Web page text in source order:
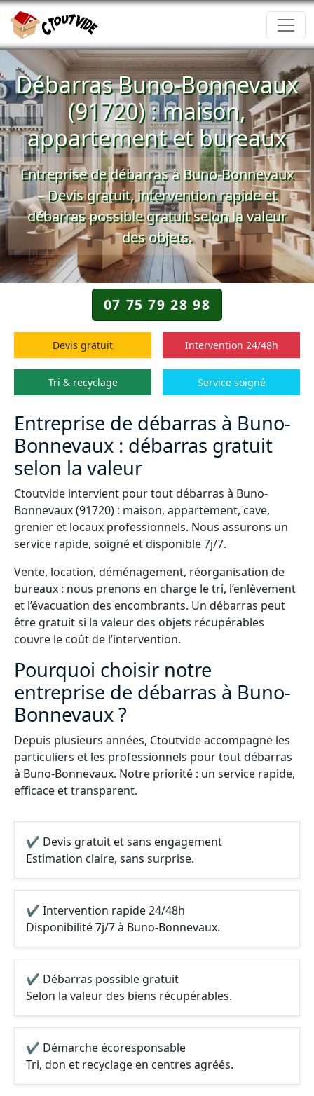
Débarras Buno-Bonnevaux
(91720) : maison,
appartement et bureaux
Entreprise de débarras à Buno-Bonnevaux
– Devis gratuit, intervention rapide et
débarras possible gratuit selon la valeur
des objets.
07 75 79 28 98
Devis gratuit Intervention 24/48h
Tri & recyclage Service soigné
Entreprise de débarras à Buno-
Bonnevaux : débarras gratuit
selon la valeur
Ctoutvide intervient pour tout débarras à Buno-
Bonnevaux (91720) : maison, appartement, cave,
grenier et locaux professionnels. Nous assurons un
service rapide, soigné et disponible 7j/7.
Vente, location, déménagement, réorganisation de
bureaux : nous prenons en charge le tri, l’enlèvement
et l’évacuation des encombrants. Un débarras peut
être gratuit si la valeur des objets récupérables
couvre le coût de l’intervention.
Pourquoi choisir notre
entreprise de débarras à Buno-
Bonnevaux ?
Depuis plusieurs années, Ctoutvide accompagne les
particuliers et les professionnels pour tout débarras
à Buno-Bonnevaux. Notre priorité : un service rapide,
efficace et transparent.
✔ Devis gratuit et sans engagement
Estimation claire, sans surprise.
✔ Intervention rapide 24/48h
Disponibilité 7j/7 à Buno-Bonnevaux.
✔ Débarras possible gratuit
Selon la valeur des biens récupérables.
✔ Démarche écoresponsable
Tri, don et recyclage en centres agréés.